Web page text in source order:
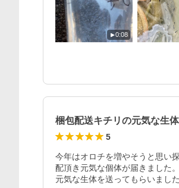
0:08
梱包配送キチリの元気な生
5
今年はオロチを増やそうと思い
配頂き元気な個体が届きました
元気な生体を送ってもらいまし